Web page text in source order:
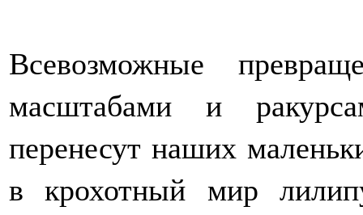
Всевозможные
масштабами и
перенесут наших
в крохотный мир